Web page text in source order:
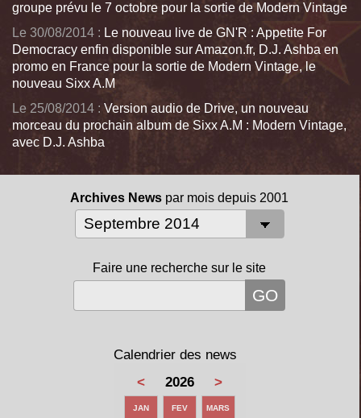
groupe prévu le 7 octobre pour la sortie de Modern Vintage
Le 30/08/2014 : Le nouveau live de GN'R : Appetite For
Democracy enfin disponible sur Amazon.fr, D.J. Ashba en
promo en France pour la sortie de Modern Vintage, le
nouveau Sixx A.M
Le 25/08/2014 : Version audio de Drive, un nouveau
morceau du prochain album de Sixx A.M : Modern Vintage,
avec D.J. Ashba
Archives News par mois depuis 2001
Faire une recherche sur le site
Calendrier des news
<
2026 >
JAN FEV MARS